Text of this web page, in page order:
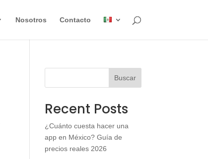
Nosotros Contacto
Buscar
Recent Posts
¿Cuánto cuesta hacer una
app en México? Guía de
precios reales 2026